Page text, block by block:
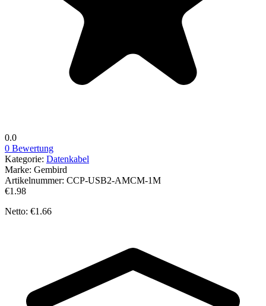
0.0
0 Bewertung
Kategorie: Datenkabel
Marke: Gembird
Artikelnummer: CCP-USB2-AMCM-1M
€1.98
Netto: €1.66